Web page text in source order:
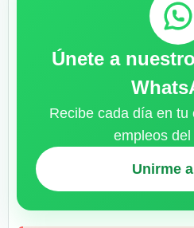
Únete a
Recibe cada día en tu
empleos
Unirme